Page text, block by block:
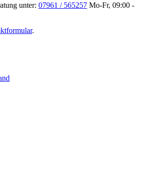
unter: 07961 / 565257 Mo-Fr, 09:00 -
.